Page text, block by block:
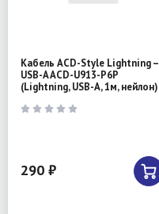
Кабель ACD-Style Lightning –
USB-A ACD-U913-P6P
(Lightning, USB-A, 1м, нейлон)
290 ₽